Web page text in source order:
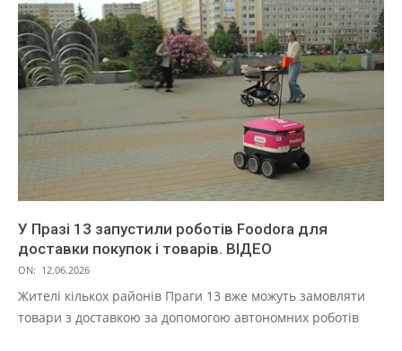
У Празі 13 запустили роботів Foodora для
доставки покупок і товарів. ВІДЕО
ON: 12.06.2026
Жителі кількох районів Праги 13 вже можуть замовляти
товари з доставкою за допомогою автономних роботів